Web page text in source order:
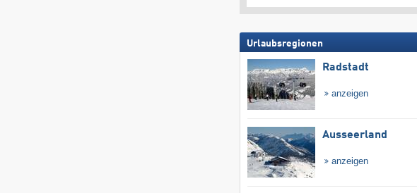
Urlaubsregionen
Radstadt
anzeigen
Ausseerland
anzeigen